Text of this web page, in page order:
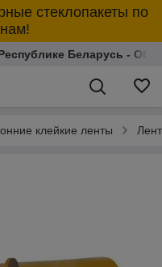
стеклопакеты по
Республике Беларусь -
клейкие ленты